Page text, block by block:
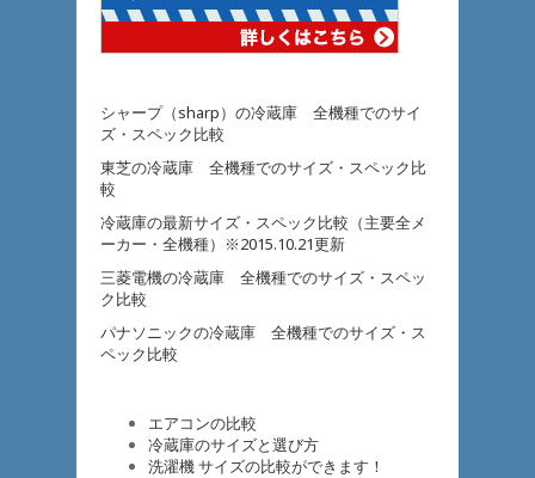
シャープ（sharp）の冷蔵庫 全機種でのサイ
ズ・スペック比較
東芝の冷蔵庫 全機種でのサイズ・スペック比
較
冷蔵庫の最新サイズ・スペック比較（主要全メ
ーカー・全機種）※2015.10.21更新
三菱電機の冷蔵庫 全機種でのサイズ・スペッ
ク比較
パナソニックの冷蔵庫 全機種でのサイズ・ス
ペック比較
エアコンの比較
冷蔵庫のサイズと選び方
洗濯機 サイズの比較ができます！